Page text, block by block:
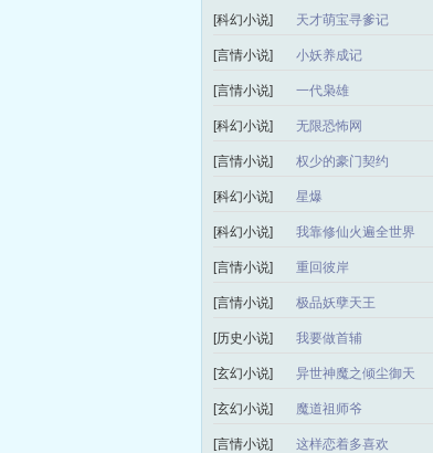
[科幻小说] 天才萌宝寻爹记
[言情小说] 小妖养成记
[言情小说] 一代枭雄
[科幻小说] 无限恐怖网
[言情小说] 权少的豪门契约
[科幻小说] 星爆
[科幻小说] 我靠修仙火遍全世界
[言情小说] 重回彼岸
[言情小说] 极品妖孽天王
[历史小说] 我要做首辅
[玄幻小说] 异世神魔之倾尘御天
[玄幻小说] 魔道祖师爷
[言情小说] 这样恋着多喜欢